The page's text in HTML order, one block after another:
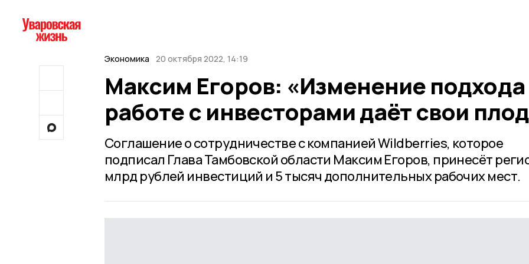
Экономика 20 октября 2022, 14:19
Максим Егоров: «Изменение подхода
работе с инвесторами даёт свои
Соглашение о сотрудничестве с компанией Wildberries, которое
подписал Глава Тамбовской области Максим Егоров, принесёт
млрд рублей инвестиций и 5 тысяч дополнительных рабочих мест.